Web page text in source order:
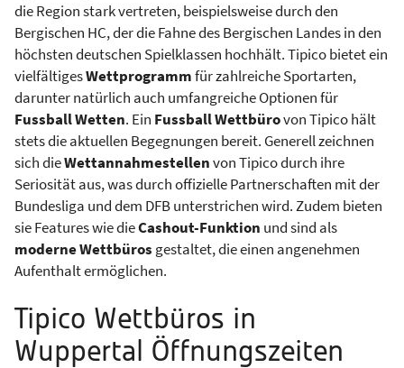
die Region stark vertreten, beispielsweise durch den
Bergischen HC, der die Fahne des Bergischen Landes in den
höchsten deutschen Spielklassen hochhält. Tipico bietet ein
vielfältigesWettprogrammfür zahlreiche Sportarten,
darunter natürlich auch umfangreiche Optionen für
Fussball Wetten. Ein Fussball Wettbürovon Tipico hält
stets die aktuellen Begegnungen bereit. Generell zeichnen
sich dieWettannahmestellenvon Tipico durch ihre
Seriosität aus, was durch offizielle Partnerschaften mit der
Bundesliga und dem DFB unterstrichen wird. Zudem bieten
sie Features wie dieCashout-Funktion und sind als
moderne Wettbüros gestaltet, die einen angenehmen
Aufenthalt ermöglichen.
Tipico Wettbüros in
Wuppertal Öffnungszeiten